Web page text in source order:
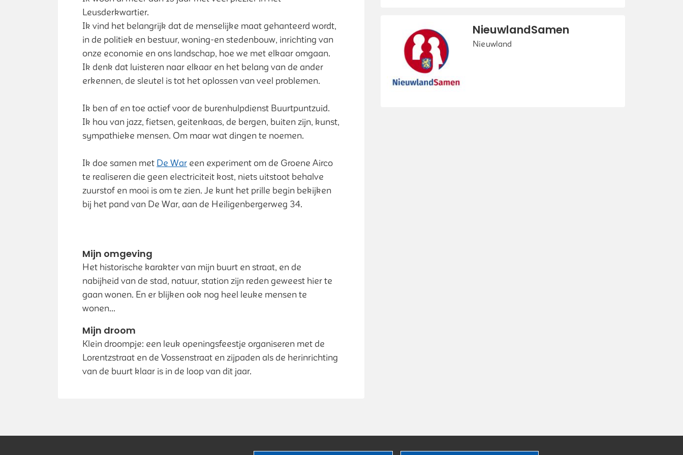
Leusderkwartier.
Ik vind het belangrijk dat de menselijke maat gehanteerd wordt,
in de politiek en bestuur, woning-en stedenbouw, inrichting van
onze economie en ons landschap, hoe we met elkaar omgaan.
Ik denk dat luisteren naar elkaar en het belang van de ander
erkennen, de sleutel is tot het oplossen van veel problemen.
Ik ben af en toe actief voor de burenhulpdienst Buurtpuntzuid.
Ik hou van jazz, fietsen, geitenkaas, de bergen, buiten zijn, kunst,
sympathieke mensen. Om maar wat dingen te noemen.
Ik doe samen met De War een experiment om de Groene Airco
te realiseren die geen electriciteit kost, niets uitstoot behalve
zuurstof en mooi is om te zien. Je kunt het prille begin bekijken
bij het pand van De War, aan de Heiligenbergerweg 34.
Mijn omgeving
Het historische karakter van mijn buurt en straat, en de
nabijheid van de stad, natuur, station zijn reden geweest hier te
gaan wonen. En er blijken ook nog heel leuke mensen te
wonen...
Mijn droom
Klein droompje: een leuk openingsfeestje organiseren met de
Lorentzstraat en de Vossenstraat en zijpaden als de herinrichting
van de buurt klaar is in de loop van dit jaar.
NieuwlandSamen
Nieuwland